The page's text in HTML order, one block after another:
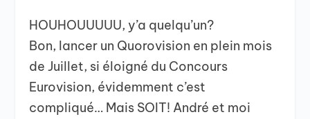
HOUHOUUUUU, y’a quelqu’un?
Bon, lancer un Quorovision en plein mois
de Juillet, si éloigné du Concours
Eurovision, évidemment c’est
compliqué… Mais SOIT! André et moi